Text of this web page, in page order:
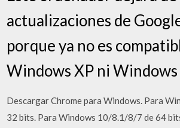
actualizaciones de
porque ya no es
Windows XP ni
Descargar Chrome para Windows. Para
32 bits. Para Windows 10/8.1/8/7 de 64